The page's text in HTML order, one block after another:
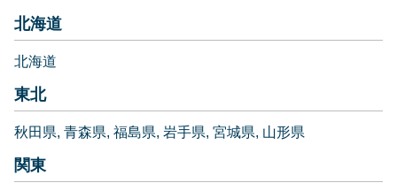
北海道
北海道
東北
秋田県 青森県 福島県 岩手県 宮城県 山形県
関東